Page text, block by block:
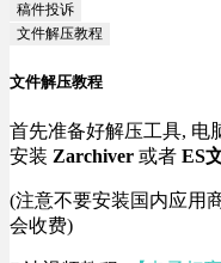
稿件投诉
文件解压教程
文件解压教程
首先准备好解压工具, 电
安装 Zarchiver 或者 ES
(注意不要安装国内应用
会收费)